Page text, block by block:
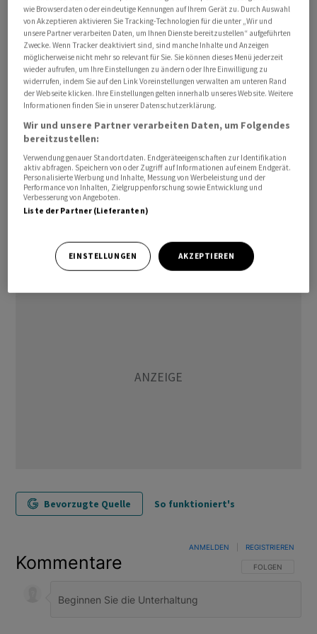
Abkommen könne nicht abgeschlossen werden, sollten
die Hindernisse nicht ausgeräumt werden.
Zuvor hatte US-Präsident Donald Trump erklärt, man
stehe kurz vor einem Rahmenabkommen mit Teheran
und der Wiederöffnung der Strasse von Hormus.
In einem weiteren Tasnim-Bericht hiess es, komme die
Vereinbarung zustande, bedeute das ein Ende des
Krieges an allen Fronten. Zudem sei die Verpflichtung
der USA zum Abzug ihrer Streitkräfte aus dem Umfeld
des Iran ein weiterer Punkt, auf den der Iran bestanden
Bevorzugte Quelle So funktioniert's
Kommentare FOLGE DIESER
FOLGEN
ANMELDEN REGISTRIEREN
wie Browserdaten oder eindeutige Kennungen auf Ihrem Gerät zu. Durch Auswahl
von Akzeptieren aktivieren Sie Tracking-Technologien für die unter „Wir und
unsere Partner verarbeiten Daten, um Ihnen Dienste bereitzustellen“ aufgeführten
Zwecke. Wenn Tracker deaktiviert sind, sind manche Inhalte und Anzeigen
möglicherweise nicht mehr so relevant für Sie. Sie können dieses Menü jederzeit
wieder aufrufen, um Ihre Einstellungen zu ändern oder Ihre Einwilligung zu
widerrufen, indem Sie auf den Link Voreinstellungen verwalten am unteren Rand
der Webseite klicken. Ihre Einstellungen gelten innerhalb unseres Website. Weitere
Informationen finden Sie in unserer Datenschutzerklärung.
Wir und unsere Partner verarbeiten Daten, um Folgendes
bereitzustellen:
Verwendung genauer Standortdaten. Endgeräteeigenschaften zur Identifikation
aktiv abfragen. Speichern von oder Zugriff auf Informationen auf einem Endgerät.
Personalisierte Werbung und Inhalte, Messung von Werbeleistung und der
Performance von Inhalten, Zielgruppenforschung sowie Entwicklung und
Verbesserung von Angeboten.
Liste der Partner (Lieferanten)
EINSTELLUNGEN AKZEPTIEREN